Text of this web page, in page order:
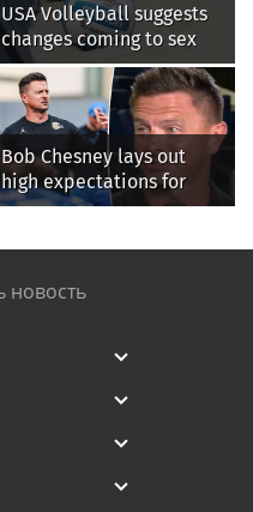
USA Volleyball suggests
changes coming to sex
testing, while junior
families raise male
athlete concerns
Bob Chesney lays out
high expectations for
UCLA athletics
новость